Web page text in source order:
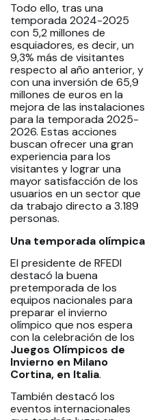
Todo ello, tras una
temporada 2024-2025
con 5,2 millones de
esquiadores, es decir, un
9,3% más de visitantes
respecto al año anterior, y
con una inversión de 65,9
millones de euros en la
mejora de las instalaciones
para la temporada 2025-
2026. Estas acciones
buscan ofrecer una gran
experiencia para los
visitantes y lograr una
mayor satisfacción de los
usuarios en un sector que
da trabajo directo a 3.189
personas.
Una temporada olímpica
El presidente de RFEDI
destacó la buena
pretemporada de los
equipos nacionales para
preparar el invierno
olímpico que nos espera
con la celebración de los
Juegos Olímpicos de
Invierno en Milano
Cortina, en Italia.
También destacó los
eventos internacionales